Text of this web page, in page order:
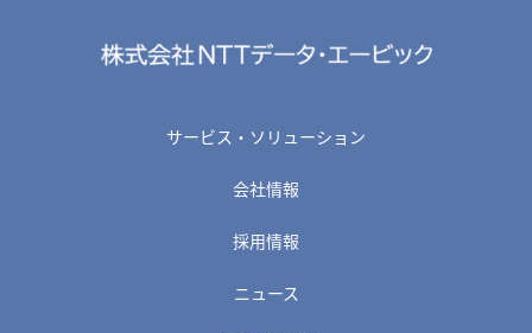
サービス・ソリューション
会社情報
採用情報
ニュース